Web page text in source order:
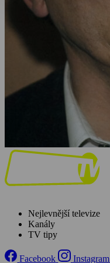
Nejlevnější televize
Kanály
TV tipy
Facebook Instagram